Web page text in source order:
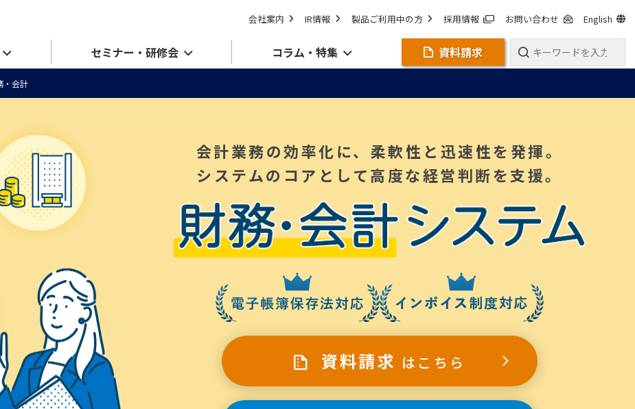
会社案内 IR情報 製品ご利用中の方 採用情報 お問い合わせ English
セミナー・研修会 コラム・特集 資料請求
・会計
会計業務の効率化に、柔軟性と迅速性を発揮。
システムのコアとして高度な経営判断を支援。
資料請求 はこちら